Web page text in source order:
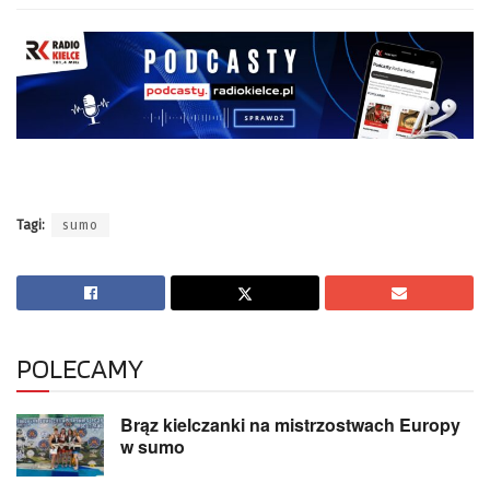
Tagi: sumo
POLECAMY
Brąz kielczanki na mistrzostwach Europy
w sumo